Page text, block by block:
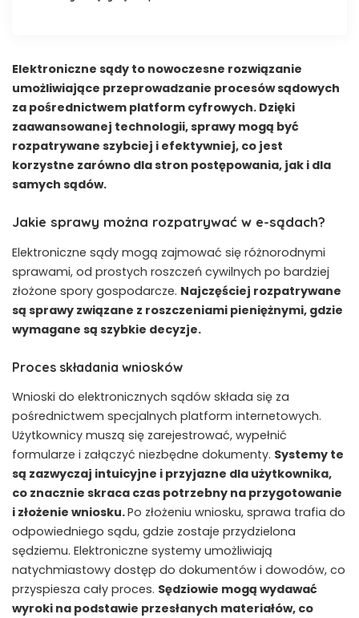
Elektroniczne sądy to nowoczesne rozwiązanie
umożliwiające przeprowadzanie procesów sądowych
za pośrednictwem platform cyfrowych. Dzięki
zaawansowanej technologii, sprawy mogą być
rozpatrywane szybciej i efektywniej, co jest
korzystne zarówno dla stron postępowania, jak i dla
samych sądów.
Jakie sprawy można rozpatrywać w e-sądach?
Elektroniczne sądy mogą zajmować się różnorodnymi
sprawami, od prostych roszczeń cywilnych po bardziej
złożone spory gospodarcze. Najczęściej rozpatrywane
są sprawy związane z roszczeniami pieniężnymi, gdzie
wymagane są szybkie decyzje.
Proces składania wniosków
Wnioski do elektronicznych sądów składa się za
pośrednictwem specjalnych platform internetowych.
Użytkownicy muszą się zarejestrować, wypełnić
formularze i załączyć niezbędne dokumenty. Systemy te
są zazwyczaj intuicyjne i przyjazne dla użytkownika,
co znacznie skraca czas potrzebny na przygotowanie
i złożenie wniosku.Po złożeniu wniosku, sprawa trafia do
odpowiedniego sądu, gdzie zostaje przydzielona
sędziemu. Elektroniczne systemy umożliwiają
natychmiastowy dostęp do dokumentów i dowodów, co
przyspiesza cały proces. Sędziowie mogą wydawać
wyroki na podstawie przesłanych materiałów, co